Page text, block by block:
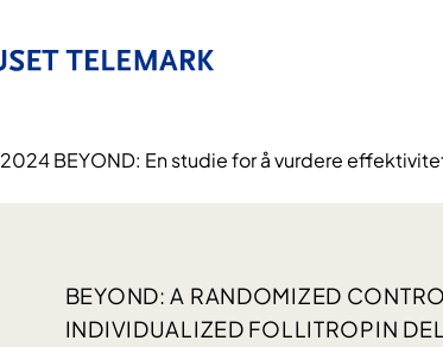
2024 BEYOND: En studie for å vurdere
BEYOND: A RANDOMIZED
INDIVIDUALIZED FOLLITROPIN